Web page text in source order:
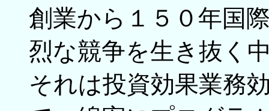
創業から１５０年国
烈な競争を生き抜く
それは投資効果業務